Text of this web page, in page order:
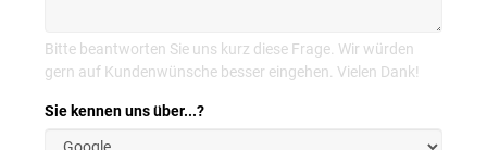
Bitte beantworten Sie uns kurz diese Frage. Wir würden
gern auf Kundenwünsche besser eingehen. Vielen Dank!
Sie kennen uns über...?